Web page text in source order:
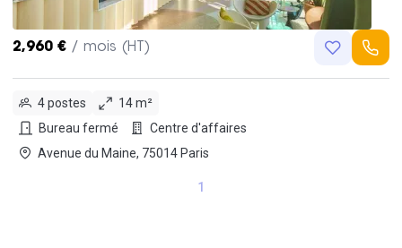
2,960 € / mois (HT)
4 postes
14 m²
Bureau fermé
Centre d'affaires
Avenue du Maine, 75014 Paris
1